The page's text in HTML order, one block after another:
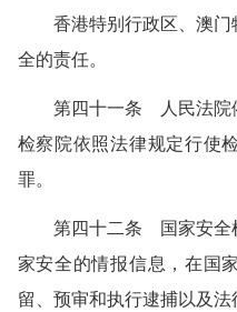
香港特别行政区、澳
全的责任。
第四十一条 人民法院
检察院依照法律规定行使
罪。
第四十二条 国家安全
家安全的情报信息，在国
留、预审和执行逮捕以及法